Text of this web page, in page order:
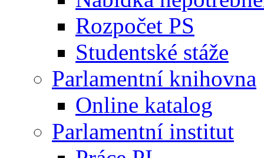
Rozpočet PS
Studentské stáže
Parlamentní knihovna
Online katalog
Parlamentní institut